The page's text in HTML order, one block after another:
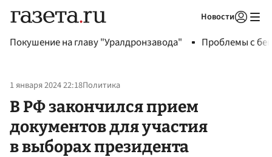
Новости
Покушение на главу "Уралдронзавода" Проблемы с
1 января 2024 22:18Политика
В РФ закончился прием
документов для участия
в выборах президента